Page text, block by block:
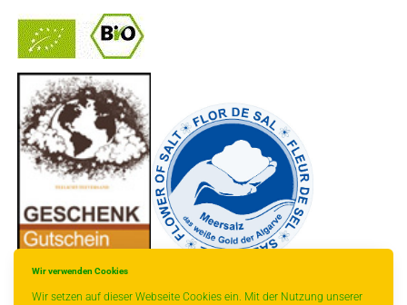
Wir verwenden Cookies
Wir setzen auf dieser Webseite Cookies ein. Mit der Nutzung unserer